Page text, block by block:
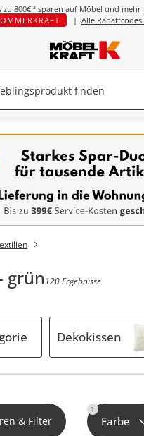
zu 800€ ² sparen auf Möbel und mehr
| Alle
grün 120 Ergebnisse
Dekokissen
& Filter
1
Farbe